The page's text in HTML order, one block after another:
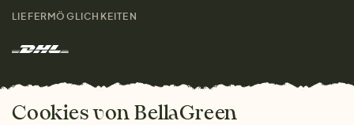
Kontakt
Marken
Das freundliche Magazin
Herren
Geschenke
Warum bei uns einkaufen
LIEFERMÖGLICHKEITEN
ZAHLUNGSMÖGLICHKEITEN
Cookies von BellaGreen